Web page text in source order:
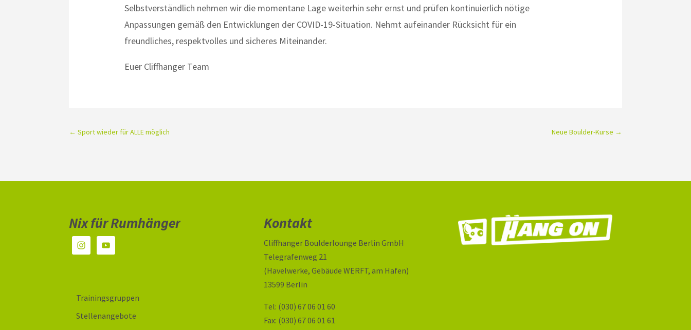
Selbstverständlich nehmen wir die momentane Lage weiterhin sehr ernst und prüfen kontinuierlich nötige
Anpassungen gemäß den Entwicklungen der COVID-19-Situation. Nehmt aufeinander Rücksicht für ein
freundliches, respektvolles und sicheres Miteinander.
Euer Cliffhanger Team
←Sport wieder für ALLE möglich Neue Boulder-Kurse →
Nix für Rumhänger
Trainingsgruppen
Stellenangebote
Kontakt
Cliffhanger Boulderlounge Berlin GmbH
Telegrafenweg 21
(Havelwerke, Gebäude WERFT, am Hafen)
13599 Berlin
Tel: (030) 67 06 01 60
Fax: (030) 67 06 01 61